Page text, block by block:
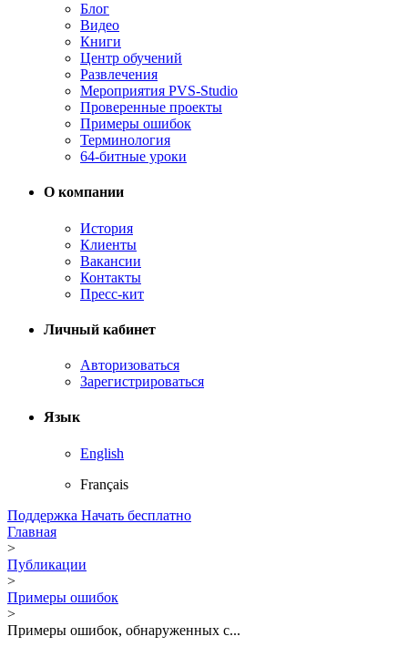
Блог
Видео
Книги
Центр обучений
Развлечения
Мероприятия PVS-Studio
Проверенные проекты
Примеры ошибок
Терминология
64-битные уроки
О компании
История
Клиенты
Вакансии
Контакты
Пресс-кит
Личный кабинет
Авторизоваться
Зарегистрироваться
Язык
English
Français
Поддержка Начать бесплатно
Главная
>
Публикации
>
Примеры ошибок
>
Примеры ошибок, обнаруженных с...